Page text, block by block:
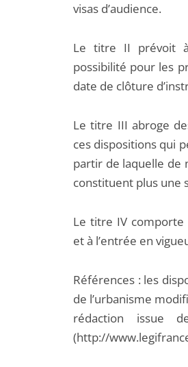
visas d’audience.
Le titre II prévoit
possibilité pour les
date de clôture
Le titre III abroge
ces dispositions qui
partir de laquelle de
constituent plus une
Le titre IV comporte
et à l’entrée en
Références : les
de l’urbanisme
rédaction issue
(http://